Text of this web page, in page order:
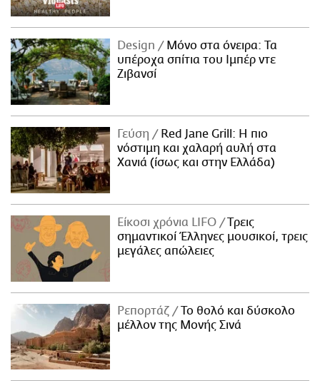
Design
Μόνο στα όνειρα: Τα
υπέροχα σπίτια του Ιμπέρ ντε
Ζιβανσί
Γεύση
Red Jane Grill: Η πιο
νόστιμη και χαλαρή αυλή στα
Χανιά (ίσως και στην Ελλάδα)
Είκοσι χρόνια LIFO
Tρεις
σημαντικοί Έλληνες μουσικοί, τρεις
μεγάλες απώλειες
Ρεπορτάζ
Το θολό και δύσκολο
μέλλον της Μονής Σινά